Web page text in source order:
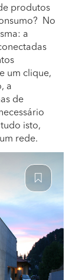
produtos
No
a
um clique,
a
de
isto,
rede.